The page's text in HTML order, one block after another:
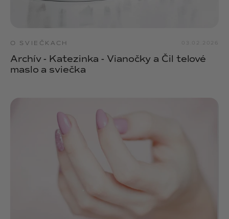
O SVIEČKACH 03.02.2026
Archív - Katezinka - Vianočky a Čil telové
maslo a sviečka